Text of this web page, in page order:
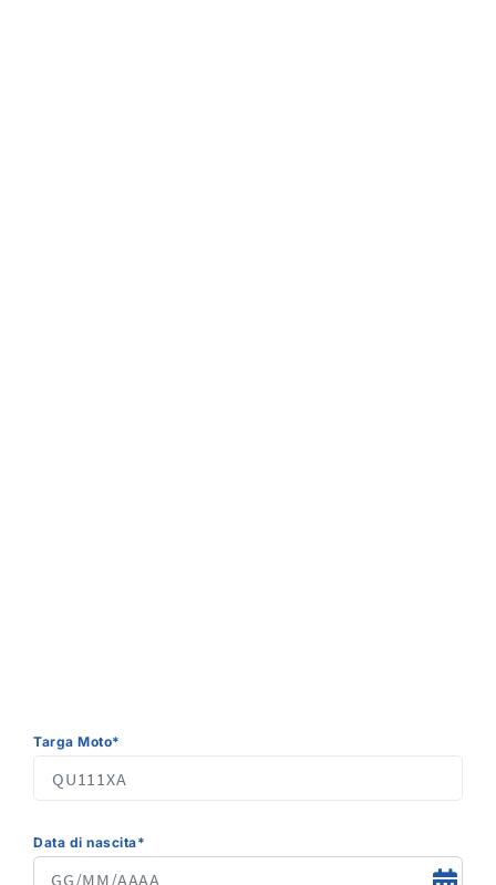
Targa Moto*
Data di nascita*